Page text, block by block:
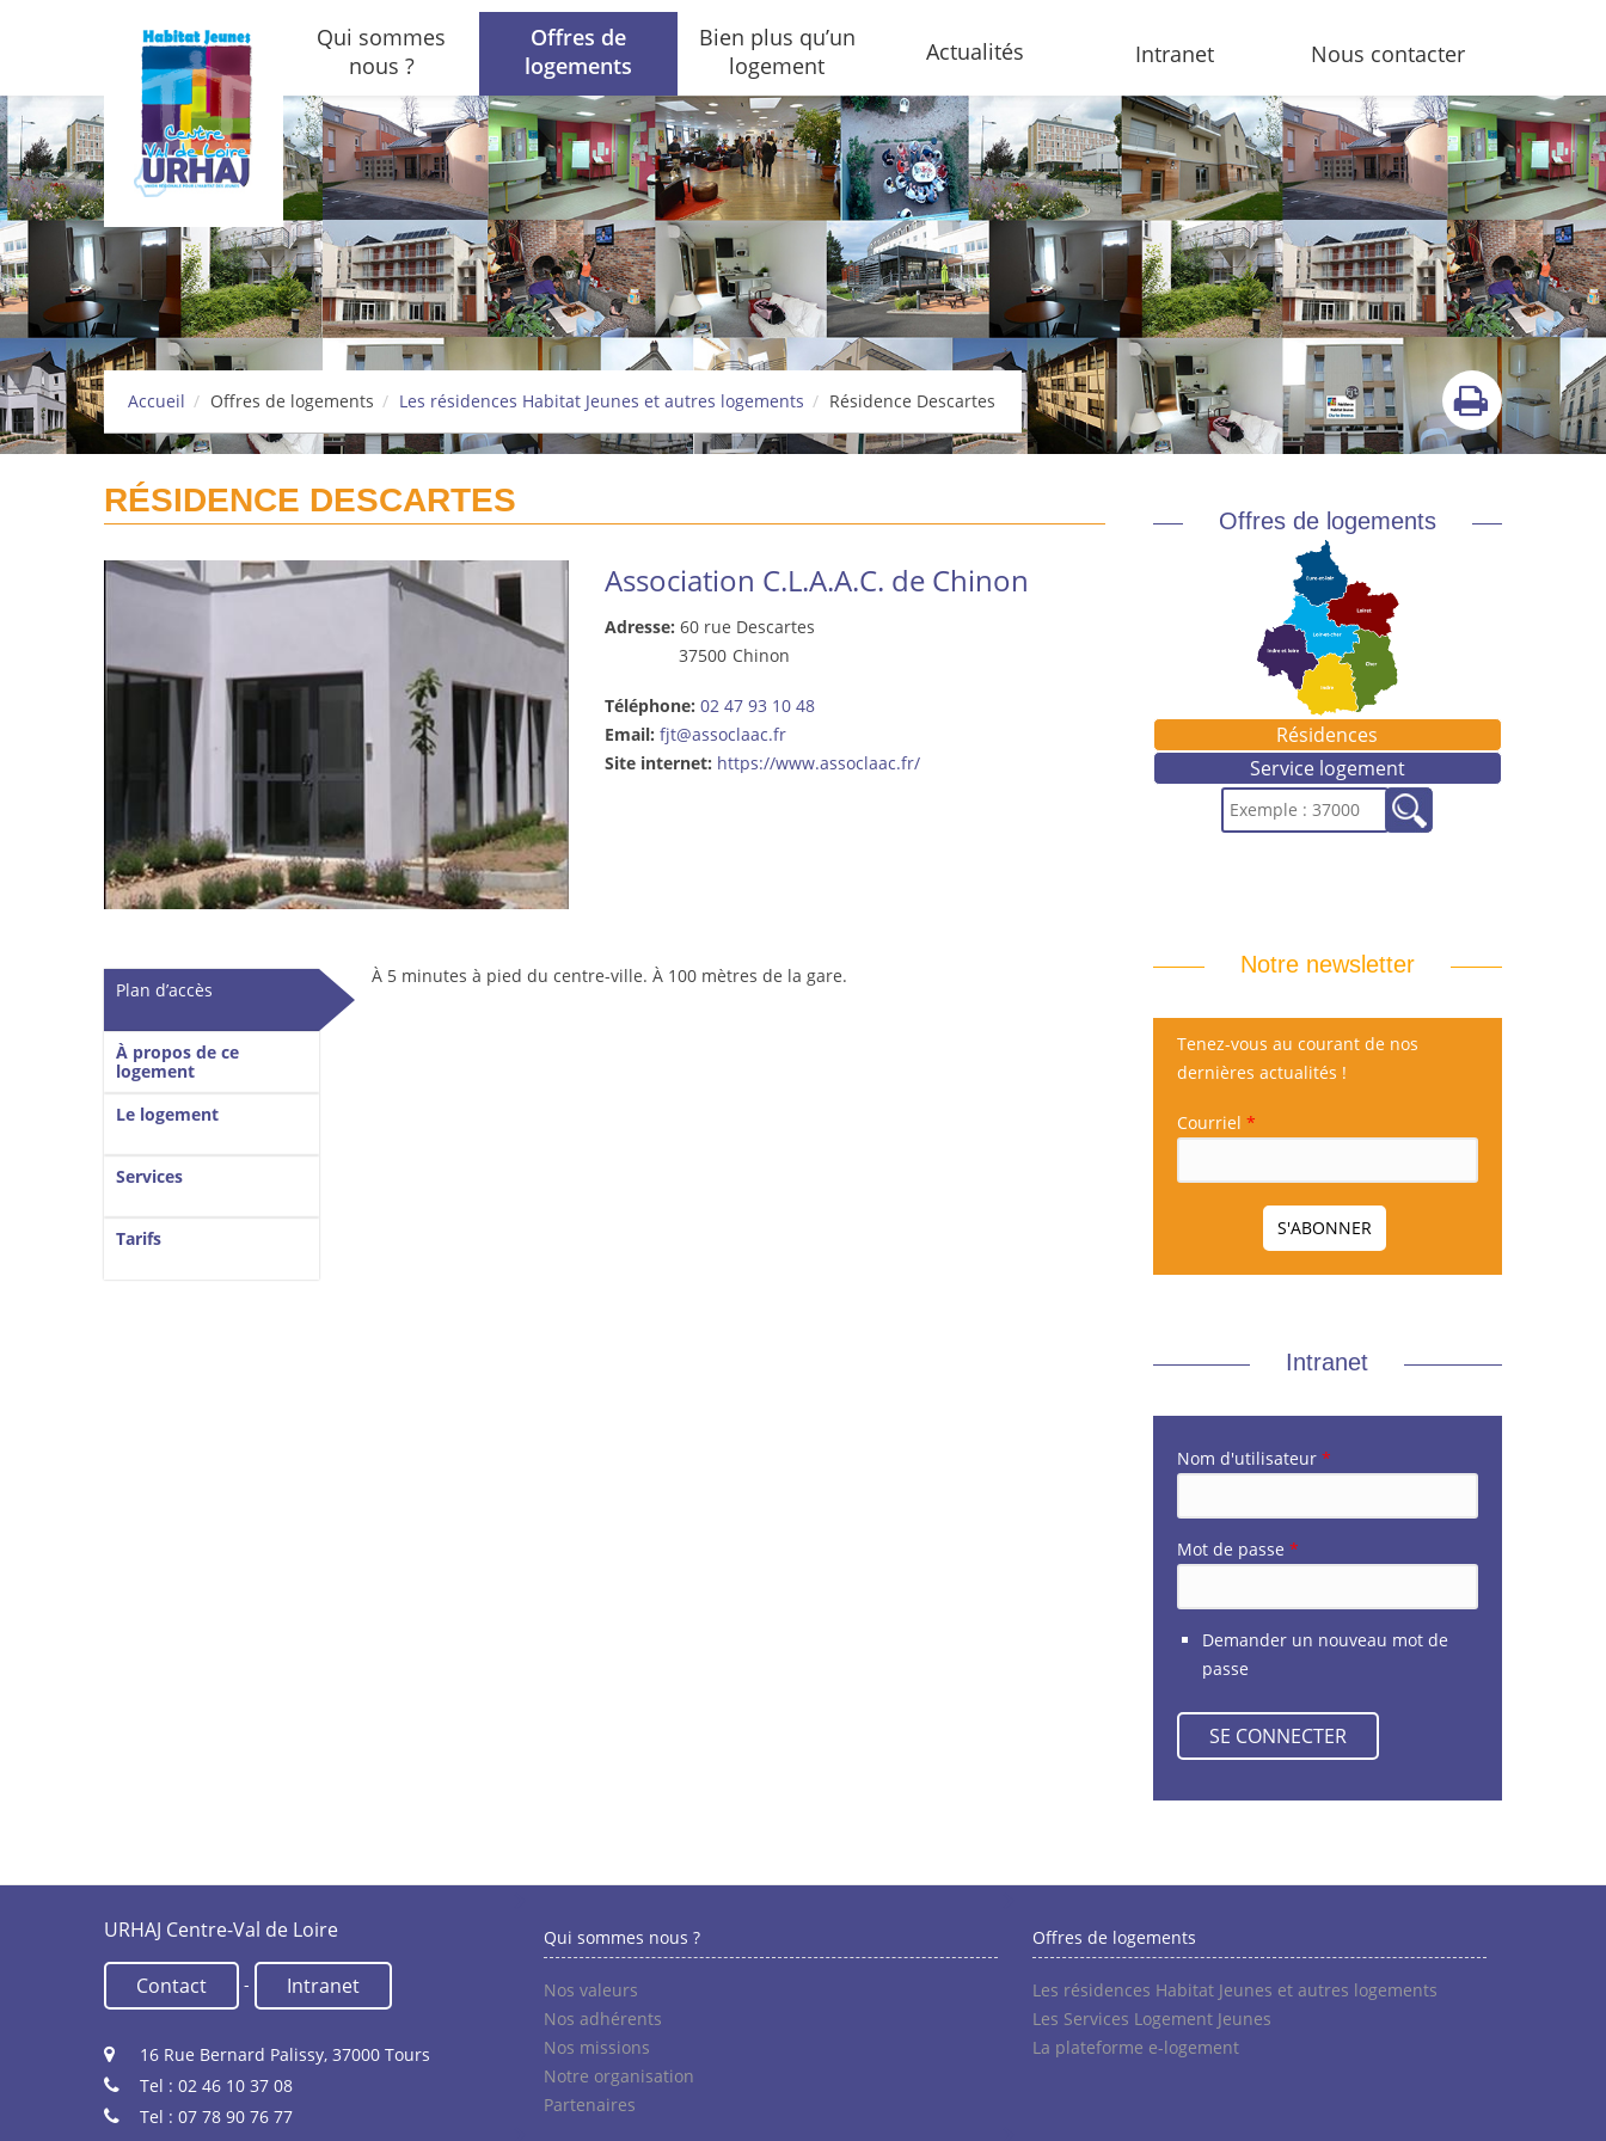
Qui sommes
nous ?
Offres de
logements
Bien plus qu’un
logement
Actualités Intranet Nous contacter
Accueil Offres de logements Les résidences Habitat Jeunes et autres logements Résidence Descartes
RÉSIDENCE DESCARTES
Association C.L.A.A.C. de Chinon
Adresse: 60 rue Descartes
37500 Chinon
Téléphone: 02 47 93 10 48
Email: fjt@assoclaac.fr
Site internet: https://www.assoclaac.fr/
Vertical Tabs
Plan d’accès
À propos de ce
logement
Le logement
Services
Tarifs
À 5 minutes à pied du centre-ville. À 100 mètres de la gare.
Offres de logements
Résidences
Service logement
Notre newsletter
Tenez-vous au courant de nos
dernières actualités !
Courriel *
Intranet
Nom d'utilisateur *
Mot de passe *
Demander un nouveau mot de
passe
URHAJ Centre-Val de Loire
Contact - Intranet
16 Rue Bernard Palissy, 37000 Tours
Tel : 02 46 10 37 08
Tel : 07 78 90 76 77
Qui sommes nous ?
Nos valeurs
Nos adhérents
Nos missions
Notre organisation
Partenaires
Offres de logements
Les résidences Habitat Jeunes et autres logements
Les Services Logement Jeunes
La plateforme e-logement